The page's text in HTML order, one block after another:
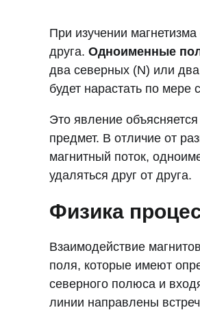
При изучении
друга. Одноименные
два северных (N) или
будет нарастать по
Это явление
предмет. В отличие от
магнитный поток,
удаляться друг от друга.
Физика
Взаимодействие
поля, которые имеют
северного полюса и
линии направлены